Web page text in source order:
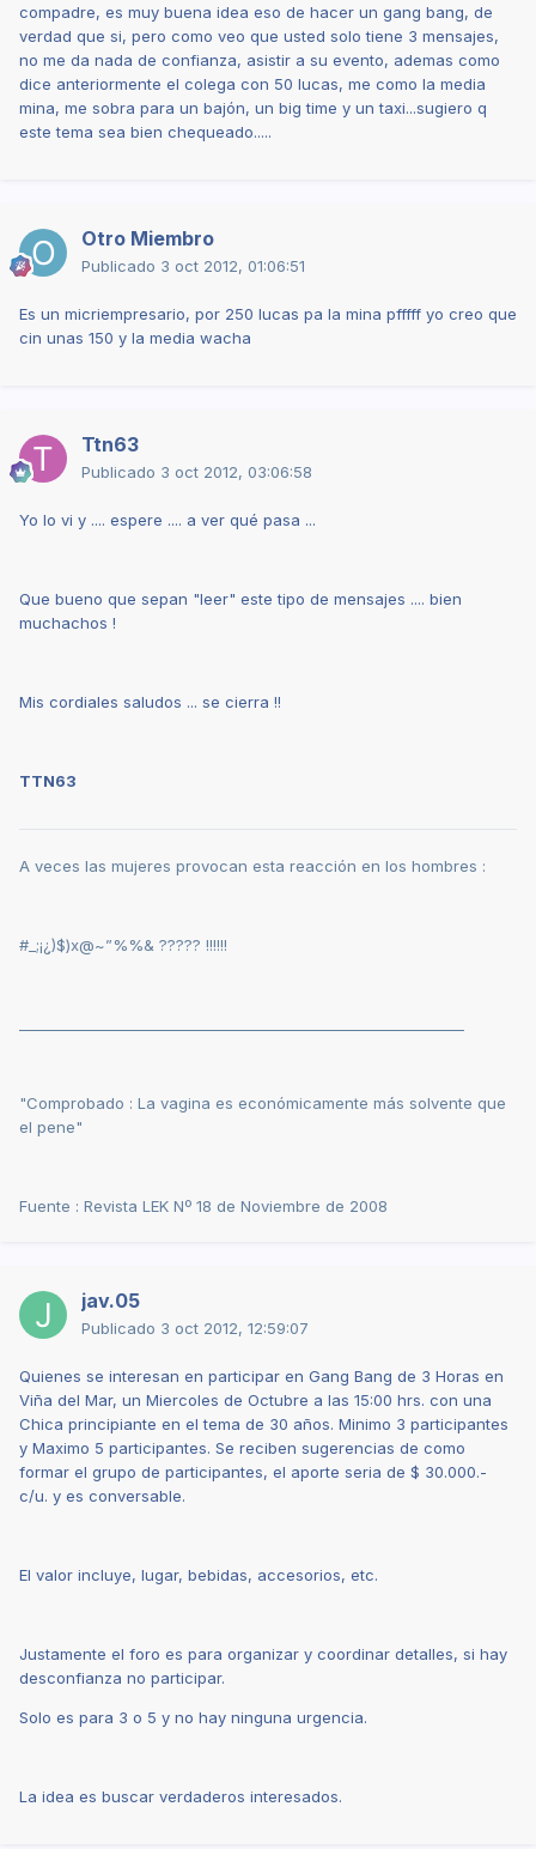
compadre, es muy buena idea eso de hacer un gang bang, de
verdad que si, pero como veo que usted solo tiene 3 mensajes,
no me da nada de confianza, asistir a su evento, ademas como
dice anteriormente el colega con 50 lucas, me como la media
mina, me sobra para un bajón, un big time y un taxi...sugiero q
este tema sea bien chequeado.....
Otro Miembro
Publicado 3 oct 2012, 01:06:51
Es un micriempresario, por 250 lucas pa la mina pfffff yo creo que
cin unas 150 y la media wacha
Ttn63
Publicado 3 oct 2012, 03:06:58
Yo lo vi y .... espere .... a ver qué pasa ...
Que bueno que sepan "leer" este tipo de mensajes .... bien
muchachos !
Mis cordiales saludos ... se cierra !!
TTN63
A veces las mujeres provocan esta reacción en los hombres :
#_;¡¿)$)x@~”%%& ????? !!!!!!
"Comprobado : La vagina es económicamente más solvente que
el pene"
Fuente : Revista LEK Nº 18 de Noviembre de 2008
jav.05
Publicado 3 oct 2012, 12:59:07
Quienes se interesan en participar en Gang Bang de 3 Horas en
Viña del Mar, un Miercoles de Octubre a las 15:00 hrs. con una
Chica principiante en el tema de 30 años. Minimo 3 participantes
y Maximo 5 participantes. Se reciben sugerencias de como
formar el grupo de participantes, el aporte seria de $ 30.000.-
c/u. y es conversable.
El valor incluye, lugar, bebidas, accesorios, etc.
Justamente el foro es para organizar y coordinar detalles, si hay
desconfianza no participar.
Solo es para 3 o 5 y no hay ninguna urgencia.
La idea es buscar verdaderos interesados.